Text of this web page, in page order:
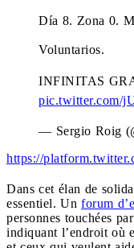
Día 8. Zona 0.
Voluntarios.
INFINITAS
pic.twitter.com/
— Sergio Roig
https://
Dans cet élan de
essentiel. Un forum
personnes touchées
indiquant l’endroit où